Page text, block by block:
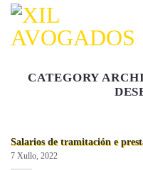
Skip
content
CATEGORY
Salarios de tramitación e
7 Xullo, 2022